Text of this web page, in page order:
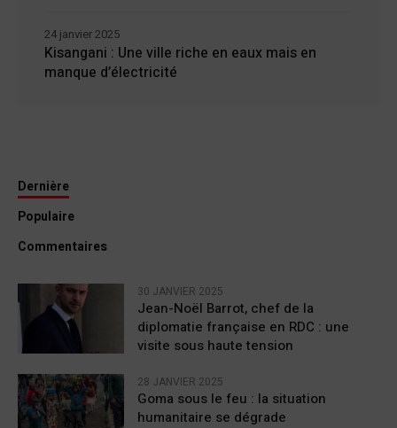
Kisangani : Une ville riche en eaux mais en
manque d’électricité
24 janvier 2025
Dernière
Populaire
Commentaires
30 JANVIER 2025
Jean-Noël Barrot, chef de la
diplomatie française en RDC : une
visite sous haute tension
28 JANVIER 2025
Goma sous le feu : la situation
humanitaire se dégrade